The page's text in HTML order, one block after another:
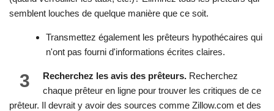
semblent louches de quelque manière que ce soit.
Transmettez également les prêteurs hypothécaires qui
n'ont pas fourni d'informations écrites claires.
3 Recherchez les avis des prêteurs. Recherchez
chaque prêteur en ligne pour trouver les critiques de ce
prêteur. Il devrait y avoir des sources comme Zillow.com et des